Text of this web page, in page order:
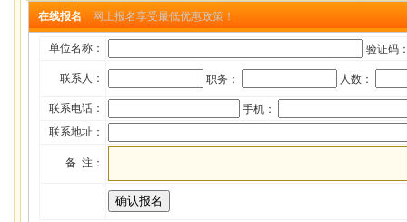
在线报名 网上报名享受最低优惠政策！
单位名称： 验证码
联系人： 职务： 人数：
联系电话：
手机：
联系地址：
备 注：